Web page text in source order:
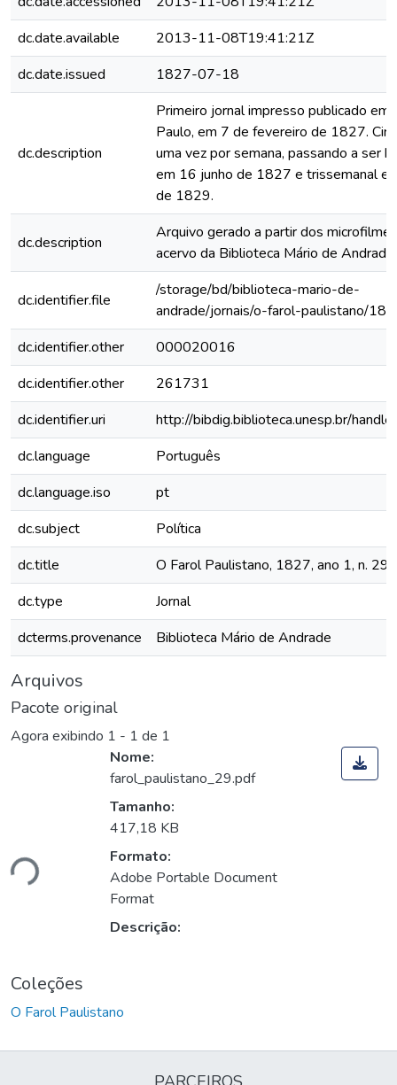
dc.date.available
2013-11-08T19:41:21Z
dc.date.issued
1827-07-18
dc.description
Primeiro jornal impresso publicado em
Paulo, em 7 de fevereiro de 1827.
uma vez por semana, passando a ser
em 16 junho de 1827 e trissemanal
de 1829.
dc.description
Arquivo gerado a partir dos
acervo da Biblioteca Mário de Andrade
dc.identifier.file
/storage/bd/biblioteca-mario-de-
andrade/jornais/o-farol-paulistano/
dc.identifier.other
000020016
dc.identifier.other
261731
dc.identifier.uri
http://bibdig.biblioteca.unesp.br/
dc.language
Português
dc.language.iso
pt
dc.subject
Política
dc.title
O Farol Paulistano, 1827, ano 1, n. 29
dc.type
Jornal
dcterms.provenance
Biblioteca Mário de Andrade
Arquivos
Pacote original
Agora exibindo 1 - 1 de 1
Nome:
farol_paulistano_29.pdf
Tamanho:
417,18 KB
Formato:
Adobe Portable Document
Format
Descrição:
Coleções
O Farol Paulistano